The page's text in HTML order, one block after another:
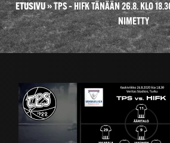
ETUSIVU»TPS – HIFK TÄNÄÄN 26.8. KLO
NIMETTY